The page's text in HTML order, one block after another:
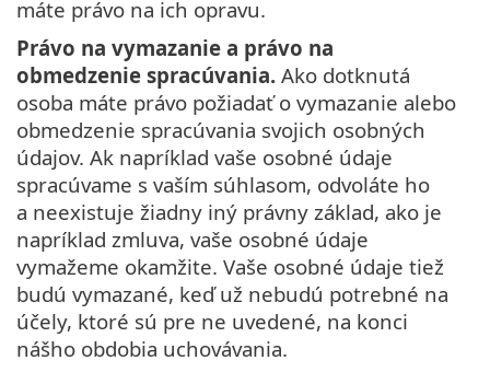
máte právo na ich opravu.
Právo na vymazanie a právo na
obmedzenie spracúvania. Ako dotknutá
osoba máte právo požiadať o vymazanie alebo
obmedzenie spracúvania svojich osobných
údajov. Ak napríklad vaše osobné údaje
spracúvame s vaším súhlasom, odvoláte ho
a neexistuje žiadny iný právny základ, ako je
napríklad zmluva, vaše osobné údaje
vymažeme okamžite. Vaše osobné údaje tiež
budú vymazané, keď už nebudú potrebné na
účely, ktoré sú pre ne uvedené, na konci
nášho obdobia uchovávania.